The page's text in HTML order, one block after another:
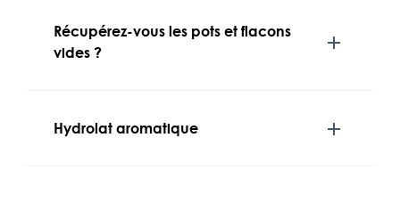
Récupérez-vous les pots et flacons
vides ?
Hydrolat aromatique